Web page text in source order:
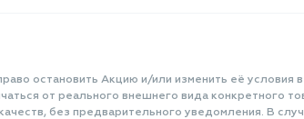
остановить Акцию и/или изменить её условия
от реального внешнего вида конкретного
без предварительного уведомления. В